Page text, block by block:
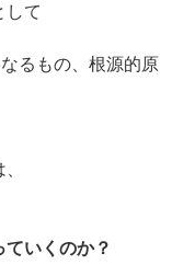
して
なるもの、根源的原
いくのか？